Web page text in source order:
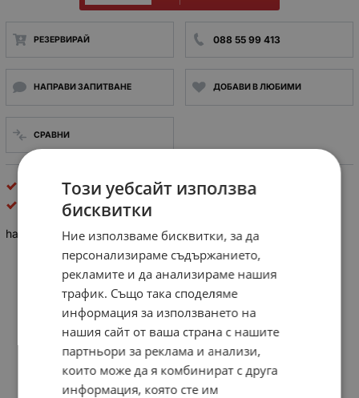
РЕЗЕРВИРАЙ 088 55 99 413
НАПРАВИ ЗАПИТВАНЕ ДОБАВИ В ЛЮБИМИ
СРАВНИ
Фотоапарати и фотоаксесоари
hama защитно фолио за LCD на Canon 350D 45 x 54 mm
Този уебсайт използва
бисквитки
Ние използваме бисквитки, за да
персонализираме съдържанието,
рекламите и да анализираме нашия
трафик. Също така споделяме
информация за използването на
нашия сайт от ваша страна с нашите
партньори за реклама и анализи,
които може да я комбинират с друга
информация, която сте им